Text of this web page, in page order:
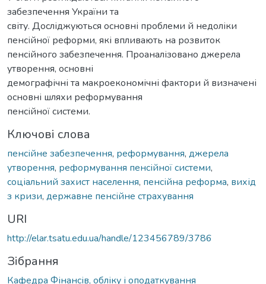
забезпечення України та
світу. Досліджуються основні проблеми й недоліки
пенсійної реформи, які впливають на розвиток
пенсійного забезпечення. Проаналізовано джерела
утворення, основні
демографічні та макроекономічні фактори й визначені
основні шляхи реформування
пенсійної системи.
Ключові слова
пенсійне забезпечення, реформування, джерела
утворення, реформування пенсійної системи,
соціальний захист населення, пенсійна реформа, вихід
з кризи, державне пенсійне страхування
URI
http://elar.tsatu.edu.ua/handle/123456789/3786
Зібрання
Кафедра Фінансів, обліку і оподаткування